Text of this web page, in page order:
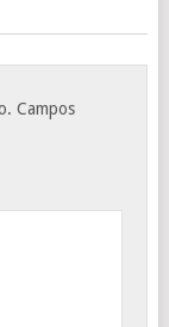
Campos